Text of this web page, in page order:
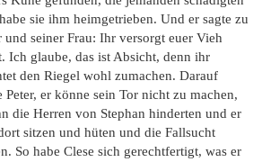
sie ihm heimgetrieben. Und er sagte zu
und seiner Frau: Ihr versorgt euer Vieh
Ich glaube, das ist Absicht, denn ihr
den Riegel wohl zumachen. Darauf
Peter, er könne sein Tor nicht zu machen,
die Herren von Stephan hinderten und er
sitzen und hüten und die Fallsucht
So habe Clese sich gerechtfertigt, was er